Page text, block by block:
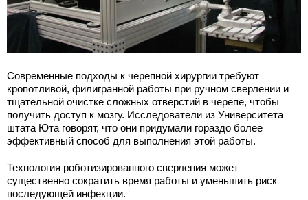
Современные подходы к черепной хирургии требуют
кропотливой, филигранной работы при ручном сверлении и
тщательной очистке сложных отверстий в черепе, чтобы
получить доступ к мозгу. Исследователи из Университета
штата Юта говорят, что они придумали гораздо более
эффективный способ для выполнения этой работы.
Технология роботизированного сверления может
существенно сократить время работы и уменьшить риск
последующей инфекции.